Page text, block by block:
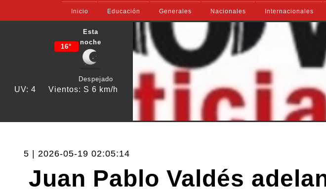
Inicio Educación Generales Nacionales Internacionales
16°
Esta
noche
Despejado
UV: 4 Vientos: S 6 km/h
5 | 2026-05-19 02:05:14
Juan Pablo Valdés